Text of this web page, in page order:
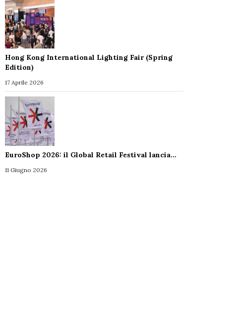
Hong Kong International Lighting Fair (Spring
Edition)
17 Aprile 2026
EuroShop 2026: il Global Retail Festival lancia…
11 Giugno 2026